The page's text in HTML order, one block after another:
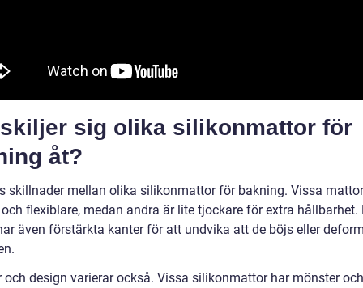
sig olika silikonmattor för
åt?
skillnader mellan olika silikonmattor för bakning. Vissa
flexiblare, medan andra är lite tjockare för extra hållbarhet.
även förstärkta kanter för att undvika att de böjs eller
och design varierar också. Vissa silikonmattor har mönster